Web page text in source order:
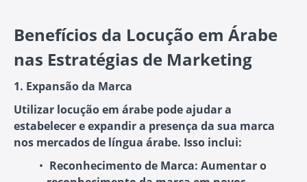
Benefícios da Locução em Árabe
nas Estratégias de Marketing
1. Expansão da Marca
Utilizar locução em árabe pode ajudar a
estabelecer e expandir a presença da sua marca
nos mercados de língua árabe. Isso inclui:
Reconhecimento de Marca: Aumentar o